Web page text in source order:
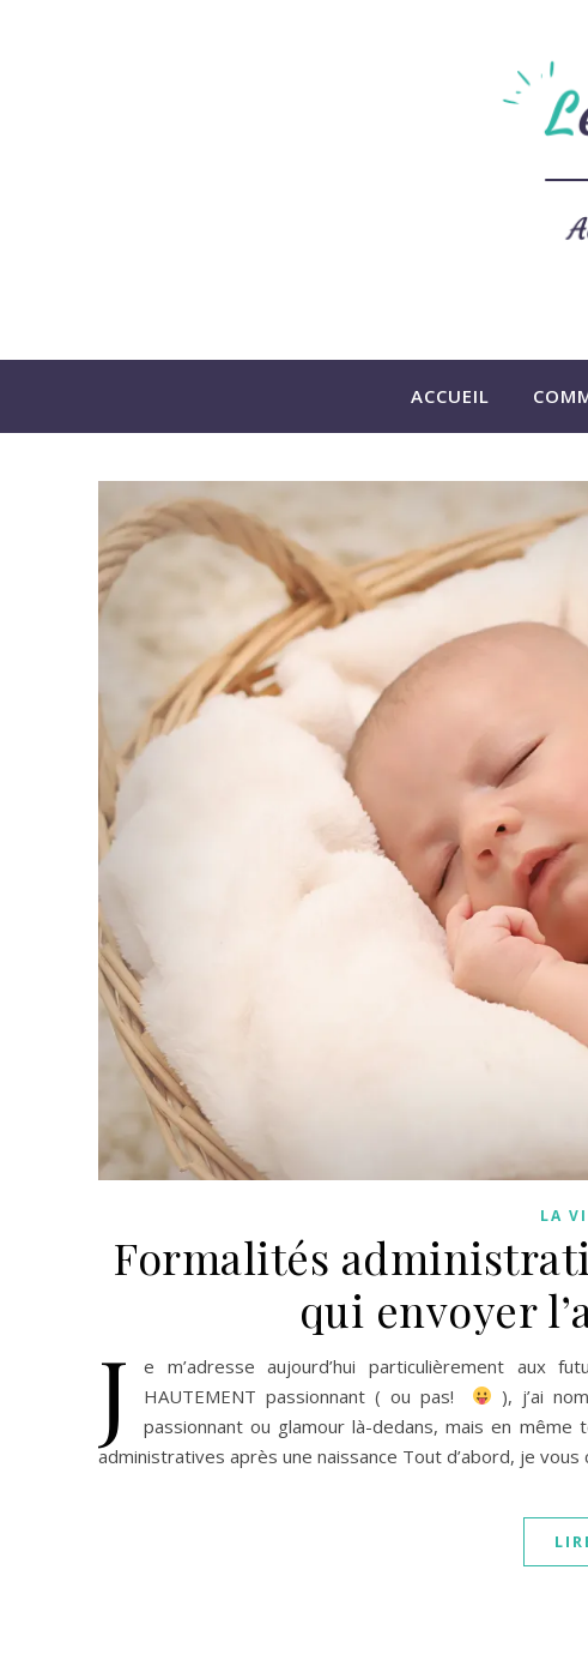
ACCUEIL
LA
Formalités
qui envoyer
J
e m’adresse aujourd’hui particulièrement aux
HAUTEMENT passionnant ( ou pas!
), j’ai
passionnant ou glamour là-dedans, mais en
administratives après une naissance Tout d’abord, je vous